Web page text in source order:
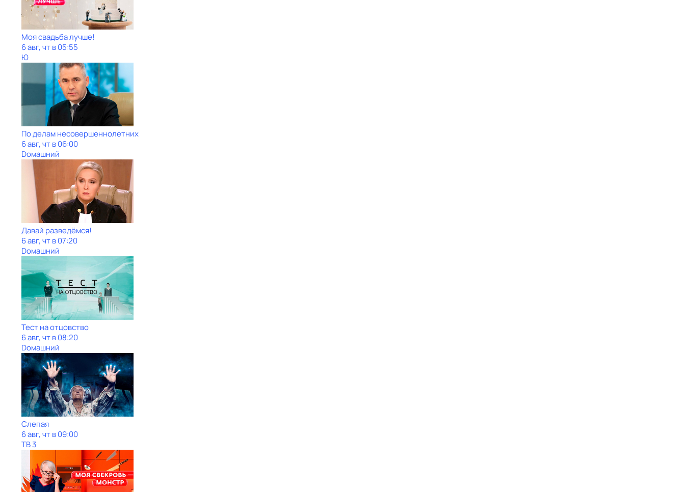
Моя свадьба лучше!
6 авг, чт в 05:55
Ю
По делам несовершеннолетних
6 авг, чт в 06:00
Dомашний
Давай рaзвeдёмся!
6 авг, чт в 07:20
Dомашний
Тест на отцовство
6 авг, чт в 08:20
Dомашний
Слепая
6 авг, чт в 09:00
ТВ 3